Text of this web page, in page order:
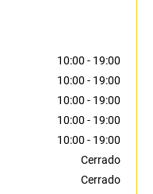
10:00 - 19:00
10:00 - 19:00
10:00 - 19:00
10:00 - 19:00
10:00 - 19:00
Cerrado
Cerrado